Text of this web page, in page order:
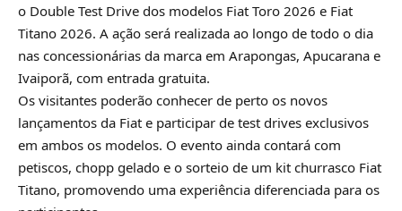
o Double Test Drive dos modelos Fiat Toro 2026 e Fiat
Titano 2026. A ação será realizada ao longo de todo o dia
nas concessionárias da marca em Arapongas, Apucarana e
Ivaiporã, com entrada gratuita.
Os visitantes poderão conhecer de perto os novos
lançamentos da Fiat e participar de test drives exclusivos
em ambos os modelos. O evento ainda contará com
petiscos, chopp gelado e o sorteio de um kit churrasco Fiat
Titano, promovendo uma experiência diferenciada para os